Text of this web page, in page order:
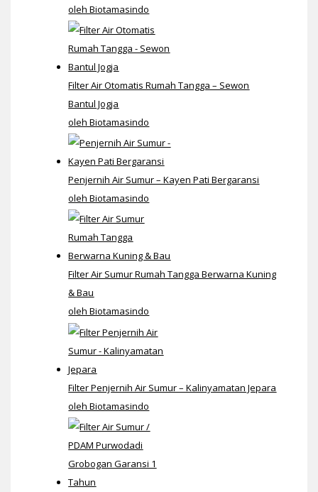
oleh Biotamasindo
Filter Air Otomatis Rumah Tangga – Sewon
Bantul Jogja
oleh Biotamasindo
Penjernih Air Sumur – Kayen Pati Bergaransi
oleh Biotamasindo
Filter Air Sumur Rumah Tangga Berwarna Kuning
& Bau
oleh Biotamasindo
Filter Penjernih Air Sumur – Kalinyamatan Jepara
oleh Biotamasindo